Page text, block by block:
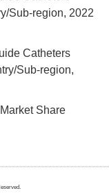
Sub-region, 2022
Catheters
Sub-region,
Share